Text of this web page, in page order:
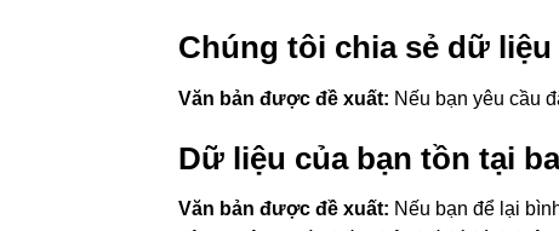
Chúng tôi chia sẻ dữ
Văn bản được đề xuất: Nếu bạn yêu cầu
Dữ liệu của bạn tồn tại
Văn bản được đề xuất: Nếu bạn để lại